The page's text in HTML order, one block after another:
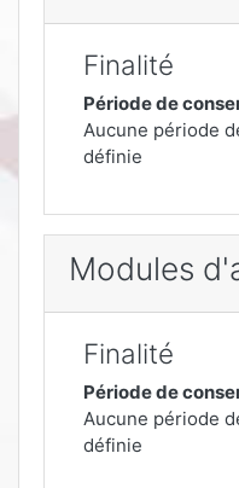
Finalité
Période de
Aucune période
définie
Modules
Finalité
Période de
Aucune période
définie